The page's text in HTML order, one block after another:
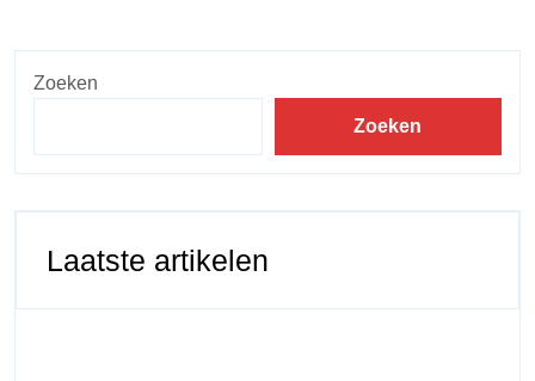
Zoeken
Zoeken
Laatste artikelen